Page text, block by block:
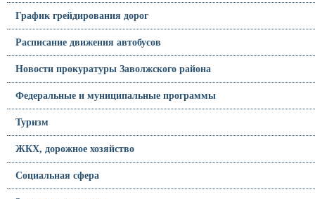
График грейдирования дорог
Расписание движения автобусов
Новости прокуратуры Заволжского района
Федеральные и муниципальные программы
Туризм
ЖКХ, дорожное хозяйство
Социальная сфера